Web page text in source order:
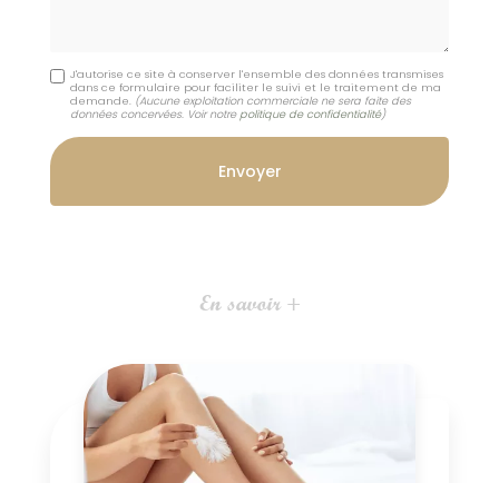
J'autorise ce site à conserver l'ensemble des données transmises
dans ce formulaire pour faciliter le suivi et le traitement de ma
demande. (Aucune exploitation commerciale ne sera faite des
données concervées. Voir notre politique de confidentialité)
En savoir +